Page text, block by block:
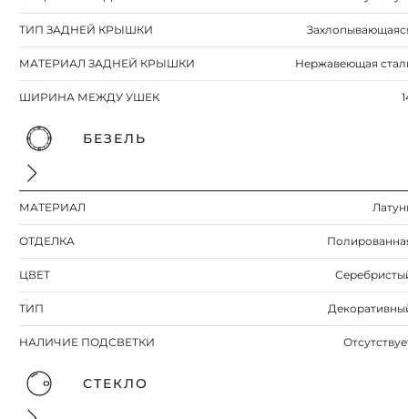
ТИП ЗАДНЕЙ КРЫШКИ
МАТЕРИАЛ ЗАДНЕЙ КРЫШКИ Нержавеющая
ШИРИНА МЕЖДУ УШЕК
БЕЗЕЛЬ
МАТЕРИАЛ
ОТДЕЛКА
ЦВЕТ
ТИП
НАЛИЧИЕ ПОДСВЕТКИ
СТЕКЛО